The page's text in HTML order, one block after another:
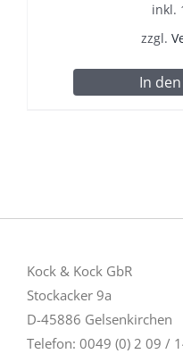
inkl.
zzgl.
In
Kock & Kock GbR
Stockacker 9a
D-45886 Gelsenkirchen
Telefon: 0049 (0) 2 09 /